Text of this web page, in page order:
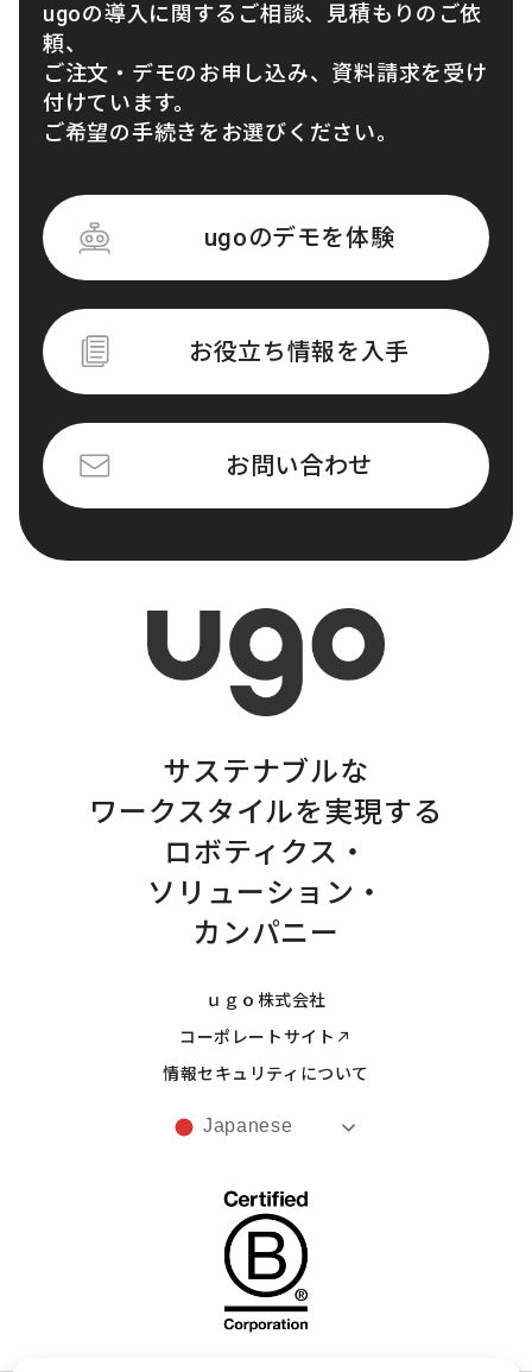
ugoの導入に関するご相談、見積もりのご依
頼、
ご注文・デモのお申し込み、資料請求を受け
付けています。
ご希望の手続きをお選びください。
ugoのデモを体験
お役立ち情報を入手
お問い合わせ
サステナブルな
ワークスタイルを実現する
ロボティクス・
ソリューション・
カンパニー
ｕｇｏ株式会社
コーポレートサイト
情報セキュリティについて
Japanese